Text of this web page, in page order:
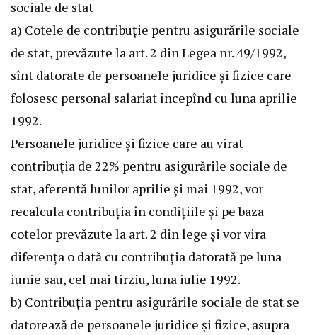
sociale de stat
a) Cotele de contribuţie pentru asigurările sociale
de stat, prevăzute la art. 2 din Legea nr. 49/1992,
sînt datorate de persoanele juridice şi fizice care
folosesc personal salariat începînd cu luna aprilie
1992.
Persoanele juridice şi fizice care au virat
contribuţia de 22% pentru asigurările sociale de
stat, aferentă lunilor aprilie şi mai 1992, vor
recalcula contribuţia în condiţiile şi pe baza
cotelor prevăzute la art. 2 din lege şi vor vira
diferenţa o dată cu contribuţia datorată pe luna
iunie sau, cel mai tirziu, luna iulie 1992.
b) Contribuţia pentru asigurările sociale de stat se
datorează de persoanele juridice şi fizice, asupra